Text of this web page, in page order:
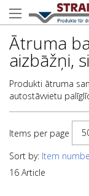
Ātruma
aizbāžņi,
Produkti ātruma
autostāvvietu
Items per page
Sort by: Item
16 Article